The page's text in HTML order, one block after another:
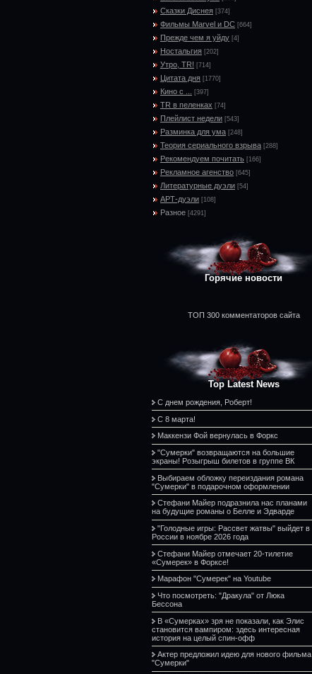
Сказки Диснея [374]
Фильмы Marvel и DC [664]
Прежде чем я уйду [4]
Ностальгия [202]
Утро, TR! [714]
Цитата дня [1770]
Кино с ... [397]
TR в пеленках [74]
Плейлист недели [543]
Разминка для ума [248]
Теория сериального взрыва [288]
Рекомендуем почитать [166]
Рекламное агенство [645]
Литературные дуэли [54]
АРТ-дуэли [108]
Разное [4291]
Горячие новости
ТОП 300 комментаторов сайта
Top Latest News
С днем рождения, Роберт!
С 8 марта!
Маккензи Фой вернулась в Форкс
"Сумерки" возвращаются на большие
экраны! Розыгрыш билетов в группе ВК
Выбираем обложку переиздания романа
"Сумерки" в подарочном оформлении
Стефани Майер подразнила нас планами
на будущие романы о Белле и Эдварде
"Голодные игры: Рассвет жатвы" выйдет в
России в ноябре 2026 года
Стефани Майер отмечает 20-тилетие
«Сумерек» в Форксе!
Марафон "Сумерек" на Youtube
Что посмотреть: "Дракула" от Люка
Бессона
В «Сумерках» зря не показали, как Элис
становится вампиром: здесь интересная
история на целый спин-офф
Актер предложил идею для нового фильма
"Сумерки"